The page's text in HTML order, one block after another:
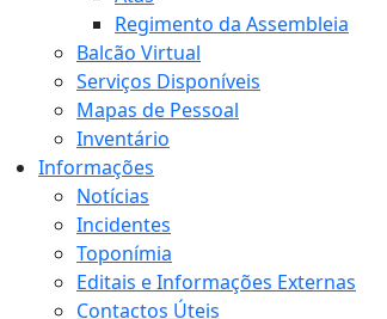
Regimento da Assembleia
Balcão Virtual
Serviços Disponíveis
Mapas de Pessoal
Inventário
Informações
Notícias
Incidentes
Toponímia
Editais e Informações Externas
Contactos Úteis